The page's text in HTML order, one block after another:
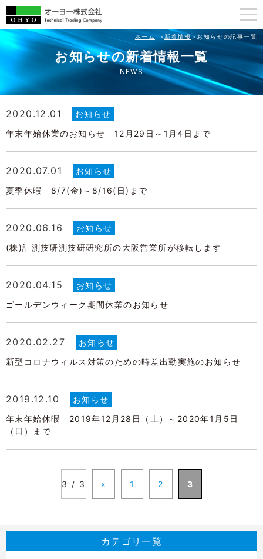
お知らせの新着情報一覧
NEWS
ホーム 新着情報 お知らせの記事一覧
2020.12.01
お知らせ
年末年始休業のお知らせ 12月29日～1月4日まで
2020.07.01
お知らせ
夏季休暇 8/7(金)～8/16(日)まで
2020.06.16
お知らせ
(株)計測技研測技研研究所の大阪営業所が移転します
2020.04.15
お知らせ
ゴールデンウィーク期間休業のお知らせ
2020.02.27
お知らせ
新型コロナウィルス対策のための時差出勤実施のお知らせ
2019.12.10
お知らせ
年末年始休暇 2019年12月28日（土）～2020年1月5日
（日）まで
3 / 3 « 1 2 3
カテゴリ一覧